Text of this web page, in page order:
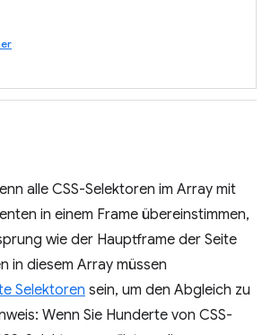
alle CSS-Selektoren im Array mit
in einem Frame übereinstimmen,
wie der Hauptframe der Seite
in diesem Array müssen
Selektoren sein, um den Abgleich zu
Wenn Sie Hunderte von CSS-